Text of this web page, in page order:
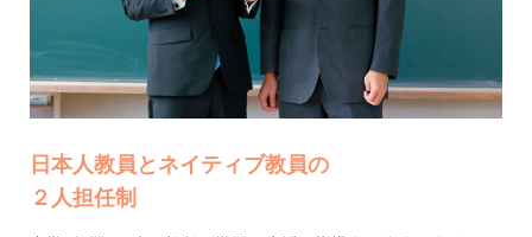
日本人教員とネイティブ教員の
２人担任制